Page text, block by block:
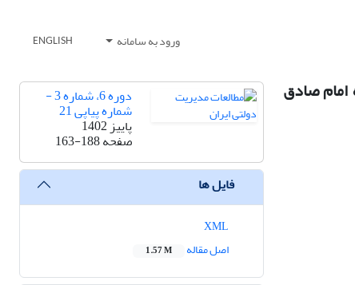
ورود به سامانه ENGLISH
امام صادق دوره 6، شماره 3 -
شماره پیاپی 21
پاییز 1402
صفحه163-188
فایل ها
اصل مقاله
1.57 M